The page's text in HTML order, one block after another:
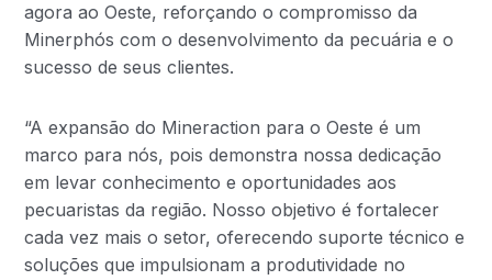
agora ao Oeste, reforçando o compromisso da
Minerphós com o desenvolvimento da pecuária e o
sucesso de seus clientes.
“A expansão do Mineraction para o Oeste é um
marco para nós, pois demonstra nossa dedicação
em levar conhecimento e oportunidades aos
pecuaristas da região. Nosso objetivo é fortalecer
cada vez mais o setor, oferecendo suporte técnico e
soluções que impulsionam a produtividade no